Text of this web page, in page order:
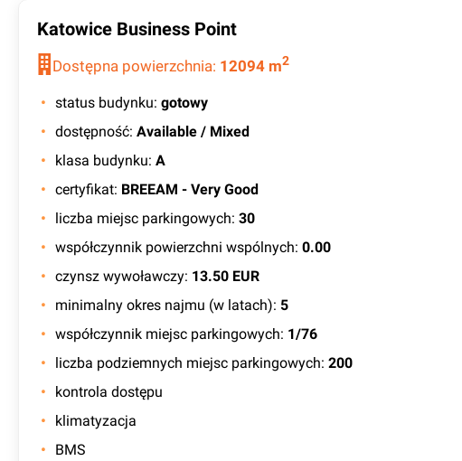
Katowice Business Point
Dostępna powierzchnia: 12094 m2
status budynku: gotowy
dostępność: Available / Mixed
klasa budynku: A
certyfikat: BREEAM - Very Good
liczba miejsc parkingowych: 30
współczynnik powierzchni wspólnych: 0.00
czynsz wywoławczy: 13.50 EUR
minimalny okres najmu (w latach): 5
współczynnik miejsc parkingowych: 1/76
liczba podziemnych miejsc parkingowych: 200
kontrola dostępu
klimatyzacja
BMS